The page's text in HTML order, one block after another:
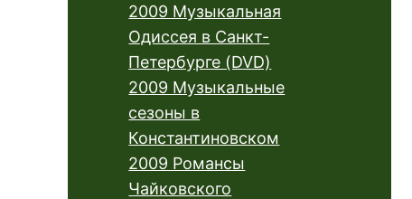
2009 Музыкальная
Одиссея в Санкт-
Петербурге (DVD)
2009 Музыкальные
сезоны в
Константиновском
2009 Романсы
Чайковского